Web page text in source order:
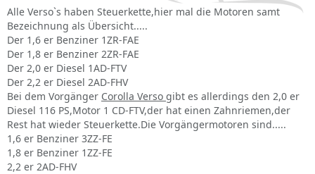
Alle Verso`s haben Steuerkette,hier mal die Motoren samt
Bezeichnung als Übersicht.....
Der 1,6 er Benziner 1ZR-FAE
Der 1,8 er Benziner 2ZR-FAE
Der 2,0 er Diesel 1AD-FTV
Der 2,2 er Diesel 2AD-FHV
Bei dem Vorgänger Corolla Verso gibt es allerdings den 2,0 er
Diesel 116 PS,Motor 1 CD-FTV,der hat einen Zahnriemen,der
Rest hat wieder Steuerkette.Die Vorgängermotoren sind.....
1,6 er Benziner 3ZZ-FE
1,8 er Benziner 1ZZ-FE
2,2 er 2AD-FHV